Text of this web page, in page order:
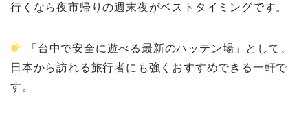
行くなら夜市帰りの週末夜がベストタイミングです。
「台中で安全に遊べる最新のハッテン場」として、
日本から訪れる旅行者にも強くおすすめできる一軒で
す。